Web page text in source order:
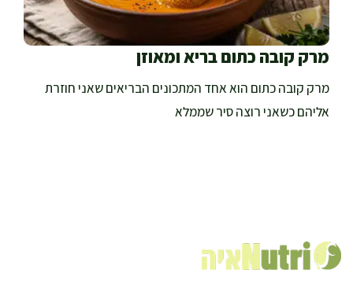
מרק קובה כתום בריא ומאוזן
מרק קובה כתום הוא אחד המתכונים הבריאים שאני חוזרת
אליהם כשאני רוצה סיר שממלא